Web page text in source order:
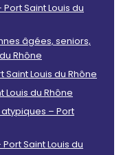
Saint Louis du
âgées, seniors,
Rhône
Louis du Rhône
du Rhône
– Port
Saint Louis du